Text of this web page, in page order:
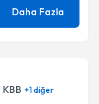
Daha Fazla
+1diğer